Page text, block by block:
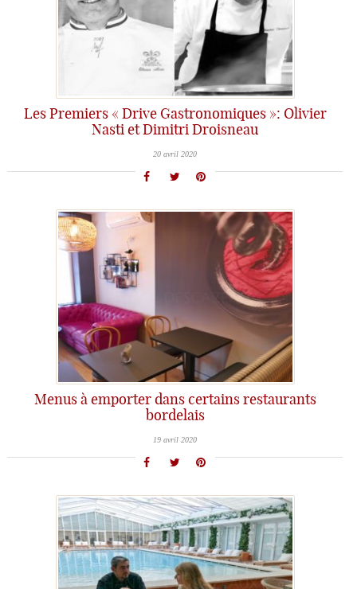
Les Premiers « Drive Gastronomiques »: Olivier
Nasti et Dimitri Droisneau
20 avril 2020
Menus à emporter dans certains restaurants
bordelais
19 avril 2020